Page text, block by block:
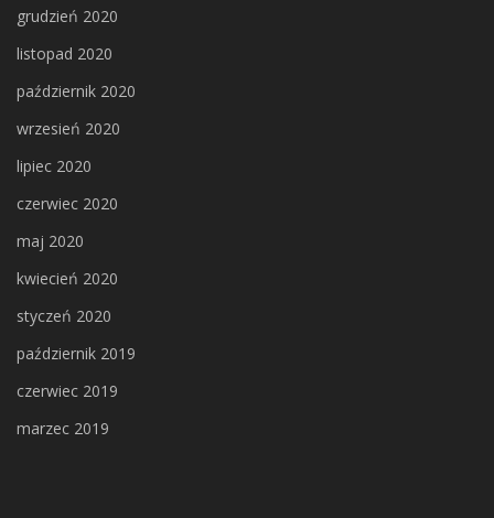
grudzień 2020
listopad 2020
październik 2020
wrzesień 2020
lipiec 2020
czerwiec 2020
maj 2020
kwiecień 2020
styczeń 2020
październik 2019
czerwiec 2019
marzec 2019